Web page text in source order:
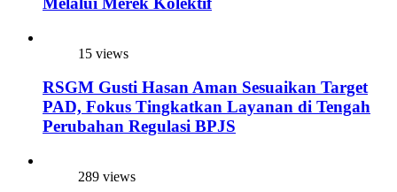
15 views
RSGM Gusti Hasan Aman Sesuaikan Target
PAD, Fokus Tingkatkan Layanan di Tengah
Perubahan Regulasi BPJS
289 views